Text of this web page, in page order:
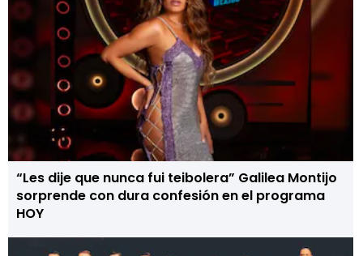
“Les dije que nunca fui teibolera” Galilea Montijo
sorprende con dura confesión en el programa
HOY